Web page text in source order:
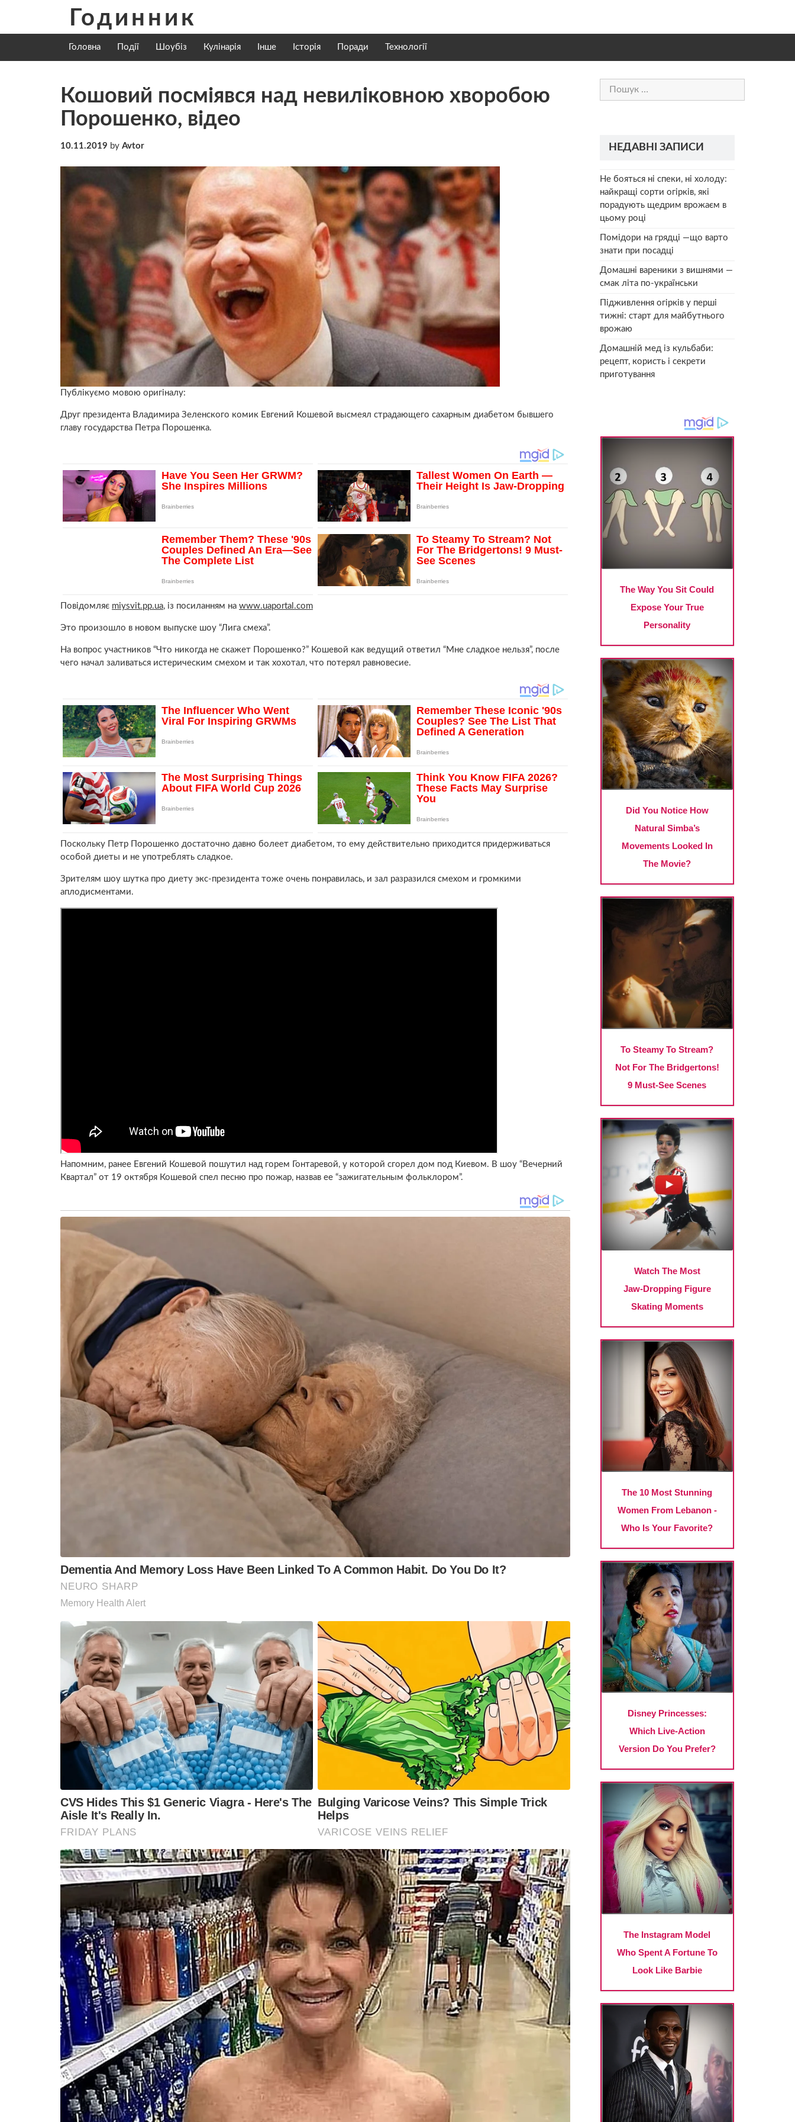
content
Годинник
Головна Події Шоубіз Кулінарія Інше Історія Поради Технології
Кошовий посміявся над невиліковною хворобою
Порошенко, відео
10.11.2019 by Avtor
Публікуємо мовою оригіналу:
Друг президента Владимира Зеленского комик Евгений Кошевой высмеял страдающего сахарным диабетом бывшего
главу государства Петра Порошенка.
Повідомляє miysvit.pp.ua, із посиланням на www.uaportal.com
Это произошло в новом выпуске шоу “Лига смеха”.
На вопрос участников “Что никогда не скажет Порошенко?” Кошевой как ведущий ответил “Мне сладкое нельзя”, после
чего начал заливаться истерическим смехом и так хохотал, что потерял равновесие.
Поскольку Петр Порошенко достаточно давно болеет диабетом, то ему действительно приходится придерживаться
особой диеты и не употреблять сладкое.
Зрителям шоу шутка про диету экс-президента тоже очень понравилась, и зал разразился смехом и громкими
аплодисментами.
Напомним, ранее Евгений Кошевой пошутил над горем Гонтаревой, у которой сгорел дом под Киевом. В шоу “Вечерний
Квартал” от 19 октября Кошевой спел песню про пожар, назвав ее “зажигательным фольклором”.
Пошук:
НЕДАВНІ ЗАПИСИ
Не бояться ні спеки, ні холоду:
найкращі сорти огірків, які
порадують щедрим врожаєм в
цьому році
Помідори на грядці —що варто
знати при посадці
Домашні вареники з вишнями —
смак літа по-українськи
Підживлення огірків у перші
тижні: старт для майбутнього
врожаю
Домашній мед із кульбаби:
рецепт, користь і секрети
приготування